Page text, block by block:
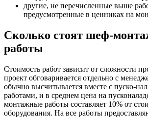
другие, не перечисленные выше
предусмотренные в ценниках на
Сколько стоят шеф-
работы
Стоимость работ зависит от сложности
проект обговаривается отдельно с
обычно высчитывается вместе с пуско-
работами, и в среднем цена на
монтажные работы составляет 10% от
оборудования. На все работы